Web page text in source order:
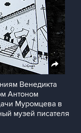
Венедикта
Антоном
Муромцева в
музей писателя